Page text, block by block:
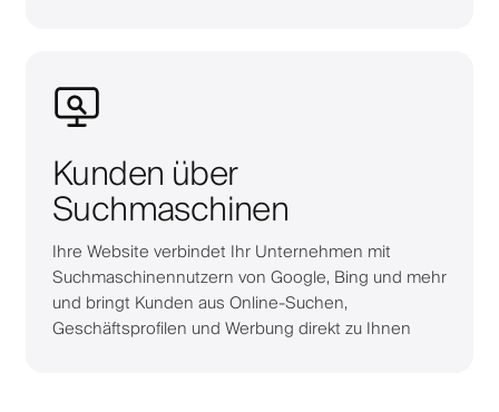
Kunden über
Suchmaschinen
Ihre Website verbindet Ihr Unternehmen mit
Suchmaschinennutzern von Google, Bing und mehr
und bringt Kunden aus Online-Suchen,
Geschäftsprofilen und Werbung direkt zu Ihnen